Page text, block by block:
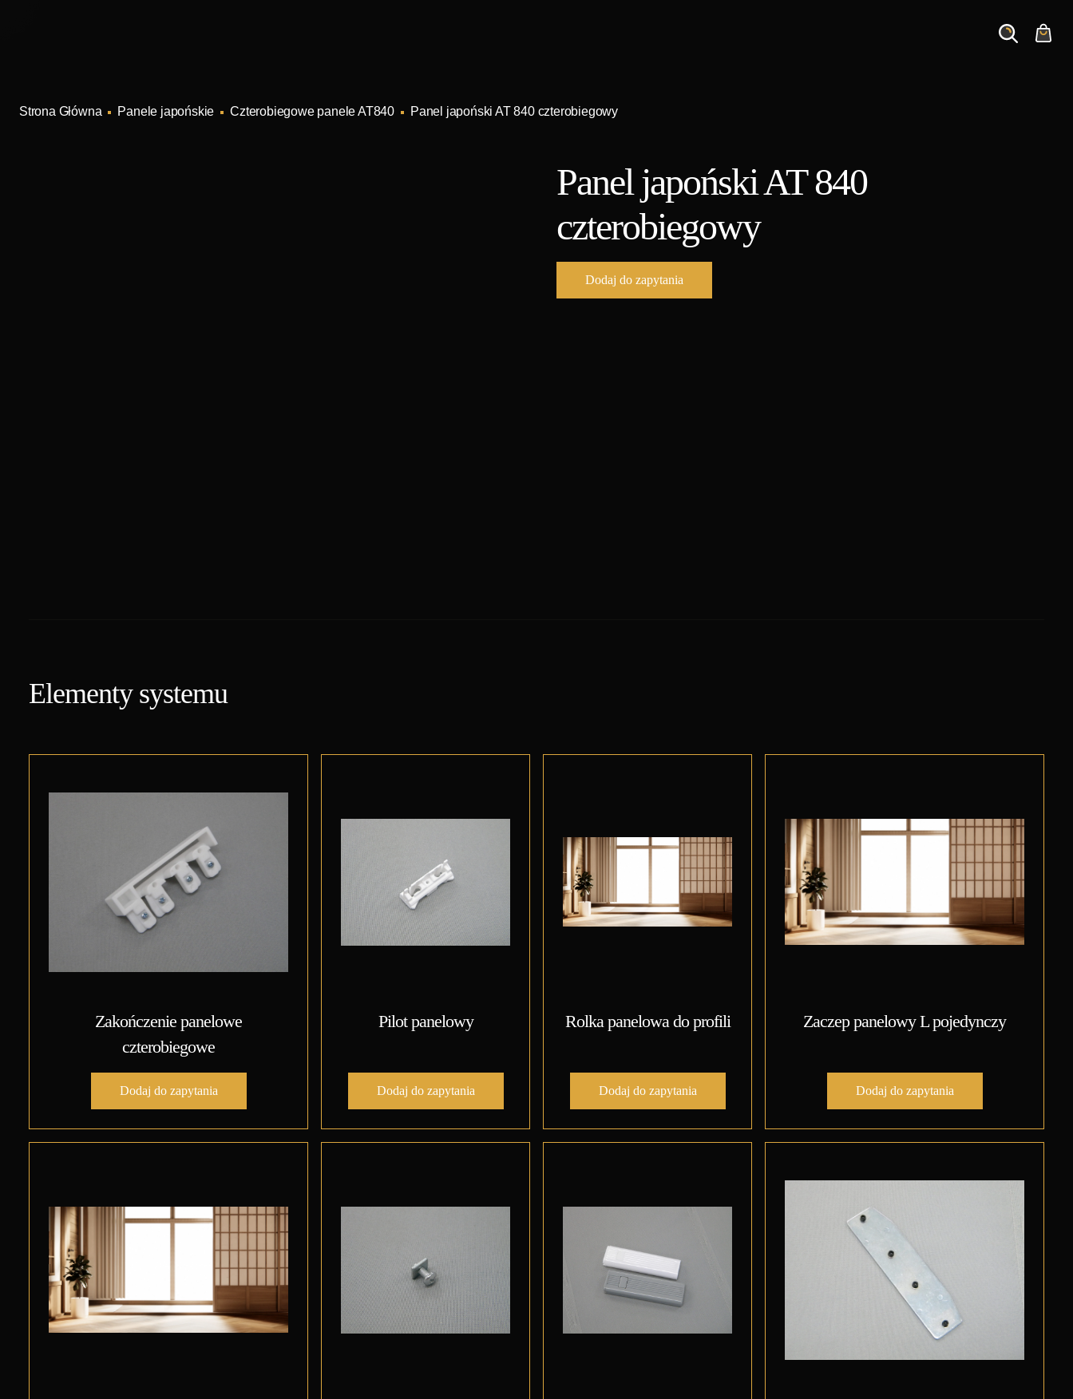
SearchCart
Panele japońskie Czterobiegowe panele AT840 Panel japoński AT 840 czterobiegowy
Panel japoński AT 840
czterobiegowy
Dodaj do zapytania
Elementy systemu
Zakończenie panelowe
czterobiegowe
Dodaj do zapytania
Pilot panelowy
Dodaj do zapytania
Rolka panelowa do profili
Dodaj do zapytania
Zaczep panelowy L pojedynczy
Dodaj do zapytania